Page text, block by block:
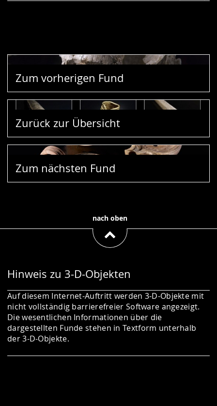
Zum vorherigen Fund
Zurück zur Übersicht
Zum nächsten Fund
nach oben
Hinweis zu 3-D-Objekten
Auf diesem Internet-Auftritt werden 3-D-Objekte mit
nicht vollständig barrierefreier Software angezeigt.
Die wesentlichen Informationen über die
dargestellten Funde stehen in Textform unterhalb
der 3-D-Objekte.